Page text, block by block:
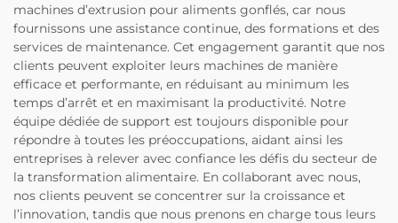
machines d’extrusion pour aliments gonflés, car nous
fournissons une assistance continue, des formations et des
services de maintenance. Cet engagement garantit que nos
clients peuvent exploiter leurs machines de manière
efficace et performante, en réduisant au minimum les
temps d’arrêt et en maximisant la productivité. Notre
équipe dédiée de support est toujours disponible pour
répondre à toutes les préoccupations, aidant ainsi les
entreprises à relever avec confiance les défis du secteur de
la transformation alimentaire. En collaborant avec nous,
nos clients peuvent se concentrer sur la croissance et
l’innovation, tandis que nous prenons en charge tous leurs